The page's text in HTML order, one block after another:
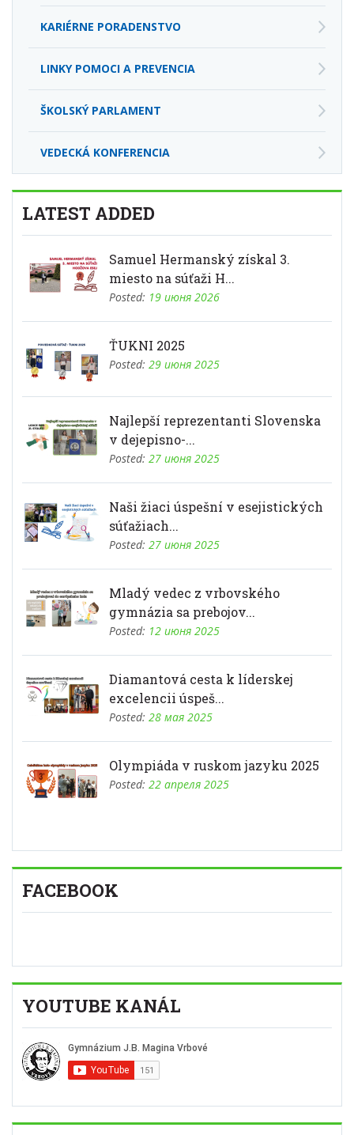
KARIÉRNE PORADENSTVO
LINKY POMOCI A PREVENCIA
ŠKOLSKÝ PARLAMENT
VEDECKÁ KONFERENCIA
LATEST ADDED
Samuel Hermanský získal 3.
miesto na súťaži H...
Posted: 19 июня 2026
ŤUKNI 2025
Posted: 29 июня 2025
Najlepší reprezentanti Slovenska
v dejepisno-...
Posted: 27 июня 2025
Naši žiaci úspešní v esejistických
súťažiach...
Posted: 27 июня 2025
Mladý vedec z vrbovského
gymnázia sa prebojov...
Posted: 12 июня 2025
Diamantová cesta k líderskej
excelencii úspeš...
Posted: 28 мая 2025
Olympiáda v ruskom jazyku 2025
Posted: 22 апреля 2025
FACEBOOK
YOUTUBE KANÁL